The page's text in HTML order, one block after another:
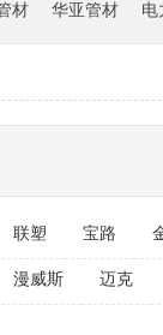
材 华亚管材 电
联塑 宝路
漫威斯 迈克